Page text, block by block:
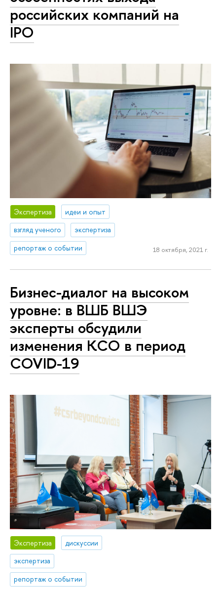
российских компаний на
IPO
Экспертиза
идеи и опыт
взгляд ученого
экспертиза
репортаж о событии
18 октября, 2021 г.
Бизнес-диалог на высоком
уровне: в ВШБ ВШЭ
эксперты обсудили
изменения КСО в период
COVID-19
Экспертиза
дискуссии
экспертиза
репортаж о событии